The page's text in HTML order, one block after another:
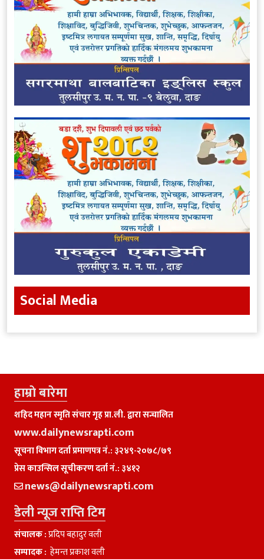
Social Media
हाम्राे बारेमा
शहिद महान स्मृति संचार गृह प्रा.ली. द्वारा सन्चालित
www.dailynewsrapti.com
सूचना विभाग दर्ता प्रमाणपत्र नं.: ३२४९-२०७८/७९
प्रेस काउन्सिल सूचीकरण दर्ता नं.: ३४१२
news@dailynewsrapti.com
डेली न्यूज राप्ति टिम
संचालक :प्रदिप बहादुर वली
सम्पादक : हेमन्त प्रकाश वली